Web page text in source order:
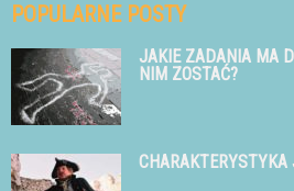
POPULARNE POSTY
JAKIE ZADANIA MA
NIM ZOSTAĆ?